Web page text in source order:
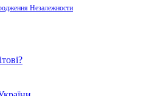
Незалежности